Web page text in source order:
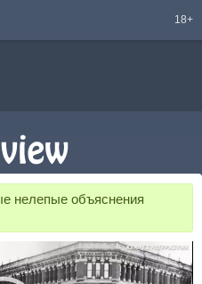
18+
нелепые объяснения